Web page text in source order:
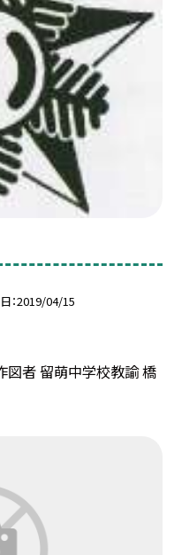
2019/04/15
図者 留萌中学校教諭 橋